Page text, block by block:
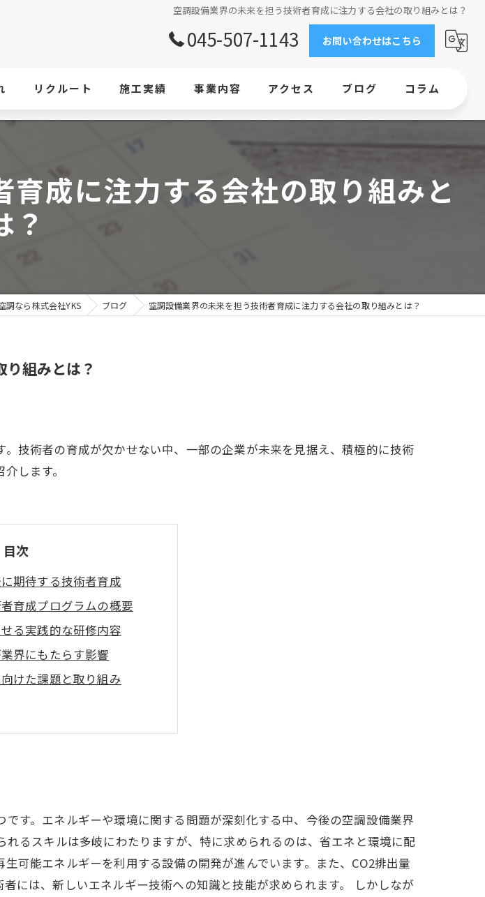
空調設備業界の未来を担う技術者育成に注力する会社の取り組みとは？
045-507-1143 お問い合わせはこちら
リクルート 施工実績 事業内容
エアコン
アクセス ブログ コラム
成に注力する会社の取り組みと
？
調なら株式会社YKS ブログ 空調設備業界の未来を担う技術者育成に注力する会社の取り組みとは？
組みとは？
技術者の育成が欠かせない中、一部の企業が未来を見据え、積極的に技術
します。
目次
期待する技術者育成
育成プログラムの概要
る実践的な研修内容
界にもたらす影響
けた課題と取り組み
す。エネルギーや環境に関する問題が深刻化する中、今後の空調設備業界
るスキルは多岐にわたりますが、特に求められるのは、省エネと環境に配
可能エネルギーを利用する設備の開発が進んでいます。また、CO2排出量
には、新しいエネルギー技術への知識と技能が求められます。 しかしなが